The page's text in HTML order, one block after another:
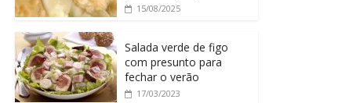
15/08/2025
Salada verde de figo
com presunto para
fechar o verão
17/03/2023